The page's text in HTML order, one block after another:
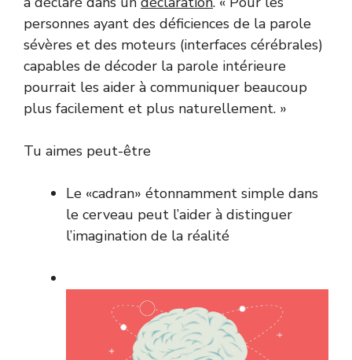
personnes ayant des déficiences de la parole
sévères et des moteurs (interfaces cérébrales)
capables de décoder la parole intérieure
pourrait les aider à communiquer beaucoup
plus facilement et plus naturellement. »
Tu aimes peut-être
Le «cadran» étonnamment simple dans
le cerveau peut l’aider à distinguer
l’imagination de la réalité